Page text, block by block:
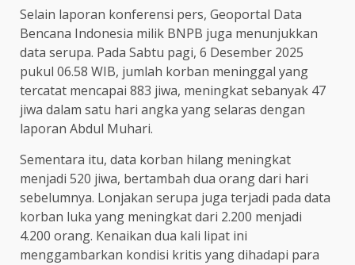
Selain laporan konferensi pers, Geoportal Data
Bencana Indonesia milik BNPB juga menunjukkan
data serupa. Pada Sabtu pagi, 6 Desember 2025
pukul 06.58 WIB, jumlah korban meninggal yang
tercatat mencapai 883 jiwa, meningkat sebanyak 47
jiwa dalam satu hari angka yang selaras dengan
laporan Abdul Muhari.
Sementara itu, data korban hilang meningkat
menjadi 520 jiwa, bertambah dua orang dari hari
sebelumnya. Lonjakan serupa juga terjadi pada data
korban luka yang meningkat dari 2.200 menjadi
4.200 orang. Kenaikan dua kali lipat ini
menggambarkan kondisi kritis yang dihadapi para